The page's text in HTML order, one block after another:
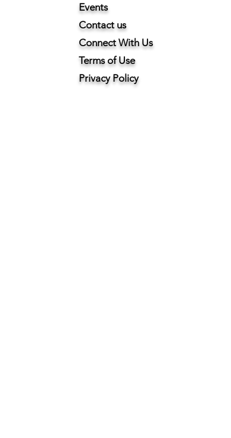
Events
Contact us
Connect With Us
Terms of Use
Privacy Policy